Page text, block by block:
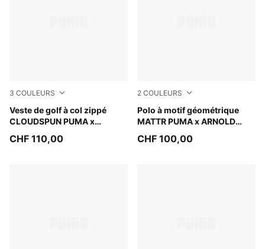
3 COULEURS
Veste de golf à col zippé
CLOUDSPUN PUMA x
Rose Glow
CHF 110,00
2 COULEURS
Polo à motif géométrique
MATTR PUMA x ARNOLD
Deep Navy-Lemon Butter
CHF 100,00